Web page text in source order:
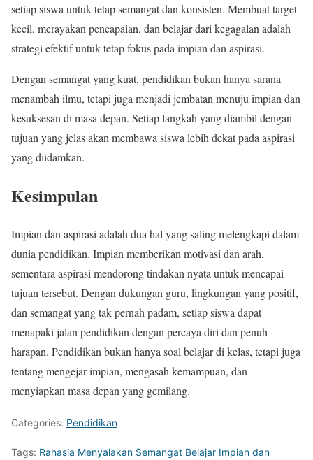
setiap siswa untuk tetap semangat dan konsisten. Membuat target
kecil, merayakan pencapaian, dan belajar dari kegagalan adalah
strategi efektif untuk tetap fokus pada impian dan aspirasi.
Dengan semangat yang kuat, pendidikan bukan hanya sarana
menambah ilmu, tetapi juga menjadi jembatan menuju impian dan
kesuksesan di masa depan. Setiap langkah yang diambil dengan
tujuan yang jelas akan membawa siswa lebih dekat pada aspirasi
yang diidamkan.
Kesimpulan
Impian dan aspirasi adalah dua hal yang saling melengkapi dalam
dunia pendidikan. Impian memberikan motivasi dan arah,
sementara aspirasi mendorong tindakan nyata untuk mencapai
tujuan tersebut. Dengan dukungan guru, lingkungan yang positif,
dan semangat yang tak pernah padam, setiap siswa dapat
menapaki jalan pendidikan dengan percaya diri dan penuh
harapan. Pendidikan bukan hanya soal belajar di kelas, tetapi juga
tentang mengejar impian, mengasah kemampuan, dan
menyiapkan masa depan yang gemilang.
Categories: Pendidikan
Tags: Rahasia Menyalakan Semangat Belajar Impian dan